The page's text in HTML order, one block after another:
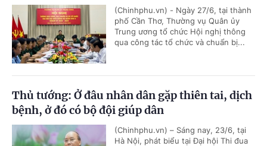
(Chinhphu.vn) - Ngày 27/6, tại thành
phố Cần Thơ, Thường vụ Quân ủy
Trung ương tổ chức Hội nghị thông
qua công tác tổ chức và chuẩn bị...
Thủ tướng: Ở đâu nhân dân gặp thiên tai, dịch
bệnh, ở đó có bộ đội giúp dân
(Chinhphu.vn) – Sáng nay, 23/6, tại
Hà Nội, phát biểu tại Đại hội Thi đua